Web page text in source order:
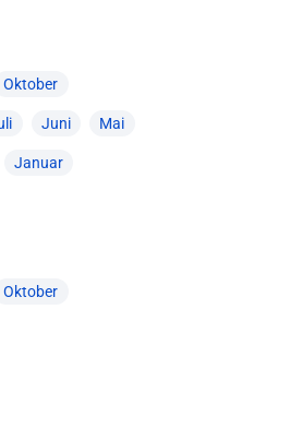
Oktober
Juni Mai
Januar
Oktober